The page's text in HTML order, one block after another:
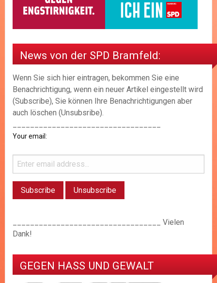
News von der SPD Bramfeld:
Wenn Sie sich hier eintragen, bekommen Sie eine
Benachrichtigung, wenn ein neuer Artikel eingestellt wird
(Subscribe), Sie können Ihre Benachrichtigungen aber
auch löschen (Unsubsribe).
Your email:
__________________________________ Vielen
Dank!
GEGEN HASS UND GEWALT